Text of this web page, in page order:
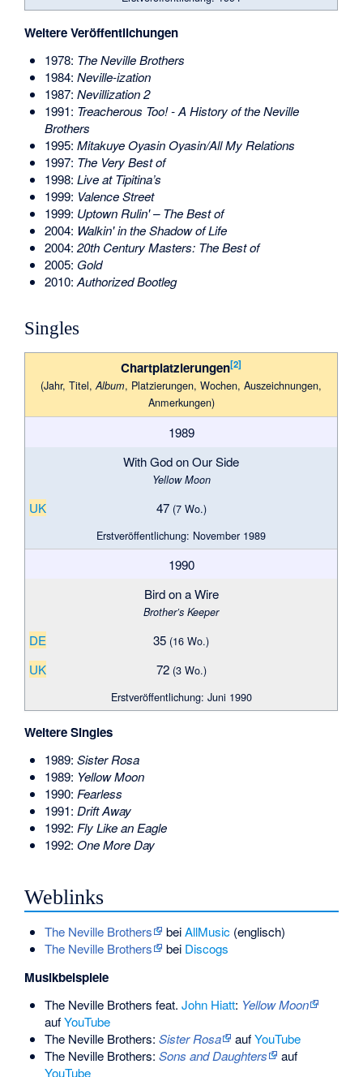
Weitere Veröffentlichungen
1978: The Neville Brothers
1984: Neville-ization
1987: Nevillization 2
1991: Treacherous Too! - A History of the Neville
Brothers
1995: Mitakuye Oyasin Oyasin/All My Relations
1997: The Very Best of
1998: Live at Tipitina’s
1999: Valence Street
1999: Uptown Rulin' – The Best of
2004: Walkin' in the Shadow of Life
2004: 20th Century Masters: The Best of
2005: Gold
2010: Authorized Bootleg
Singles
Chartplatzierungen[2]
(Jahr, Titel,Album, Plat­zie­rungen, Wo­chen, Aus­zeich­nungen,
Anmer­kungen)
1989
With God on Our Side
Yellow Moon
UK 47 (7 Wo.)
Erstveröffentlichung: November 1989
1990
Bird on a Wire
Brother’s Keeper
DE 35 (16 Wo.)
UK 72 (3 Wo.)
Erstveröffentlichung: Juni 1990
Weitere Singles
1989: Sister Rosa
1989: Yellow Moon
1990: Fearless
1991: Drift Away
1992: Fly Like an Eagle
1992: One More Day
Weblinks
The Neville Brothers beiAllMusic(englisch)
The Neville Brothers
bei Discogs
Musikbeispiele
The Neville Brothers feat. John Hiatt: Yellow Moon
aufYouTube
The Neville Brothers: Sister Rosa aufYouTube
The Neville Brothers: Sons and Daughters
auf
YouTube